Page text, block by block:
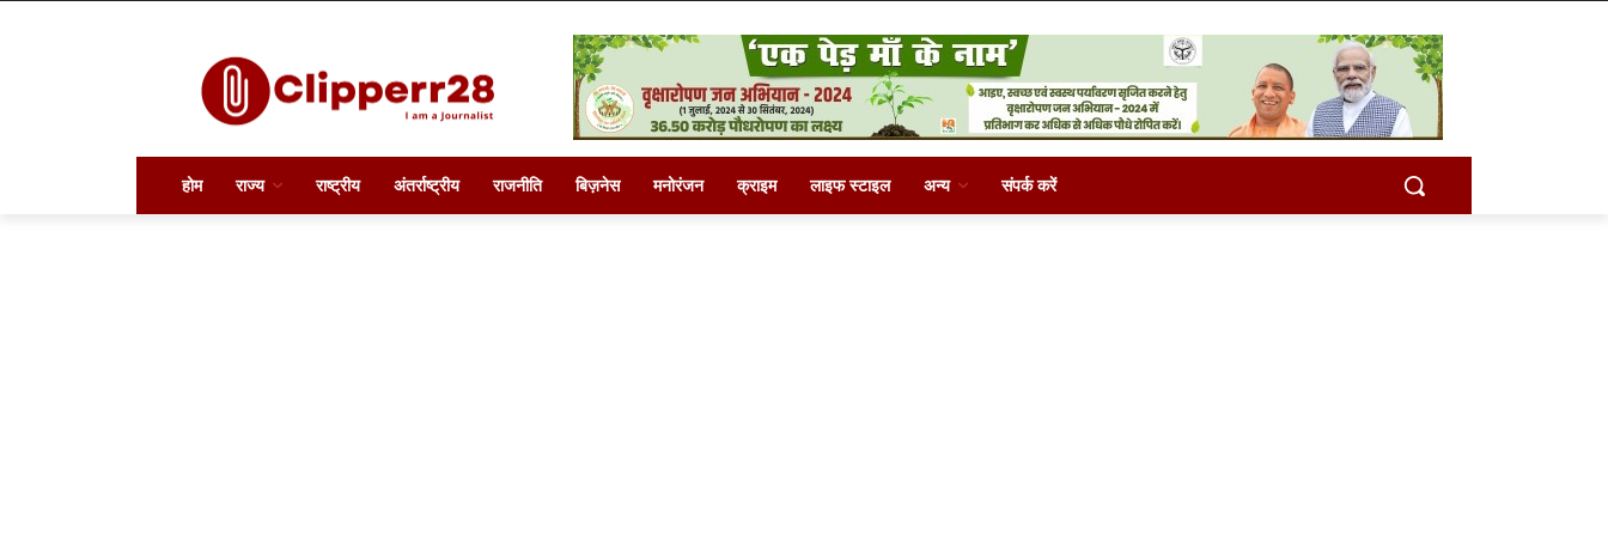
होम राज्य राष्ट्रीय अंतर्राष्ट्रीय राजनीति बिज़नेस मनोरंजन क्राइम लाइफ स्टाइल अन्य संपर्क करें